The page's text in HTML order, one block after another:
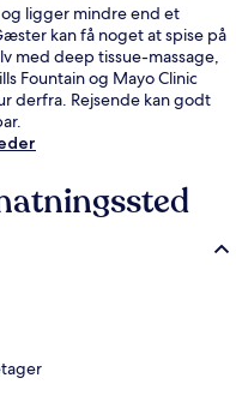
og ligger mindre end et
kan få noget at spise på
med deep tissue-massage,
Fountain og Mayo Clinic
derfra. Rejsende kan godt